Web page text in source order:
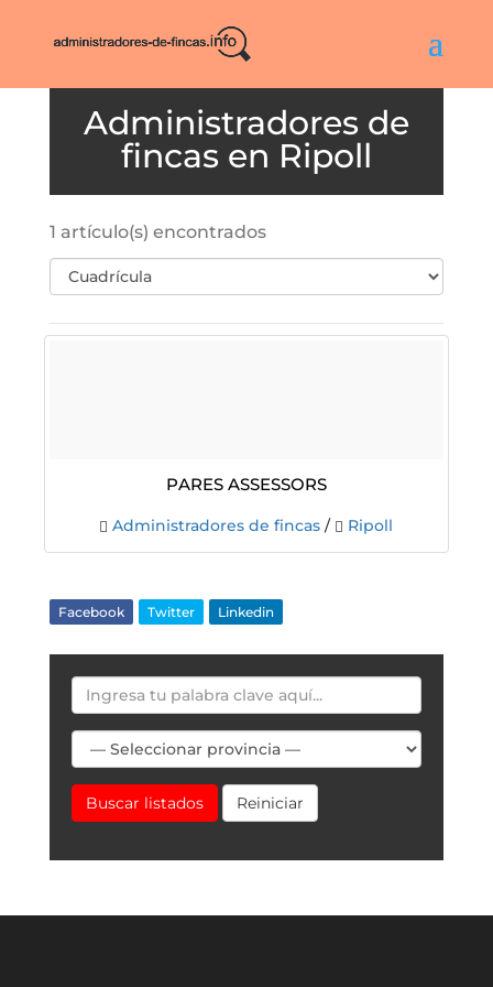
Ripoll
1 artículo(s) encontrados
Pares Assessors
Administradores de fincas / Ripoll
Facebook Twitter Linkedin
Buscar listados Reiniciar